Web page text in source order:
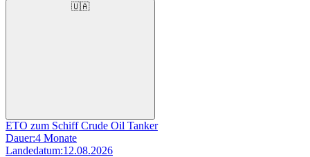
🇺🇦
ETO zum Schiff Crude Oil Tanker
Dauer:4 Monate
Landedatum:12.08.2026